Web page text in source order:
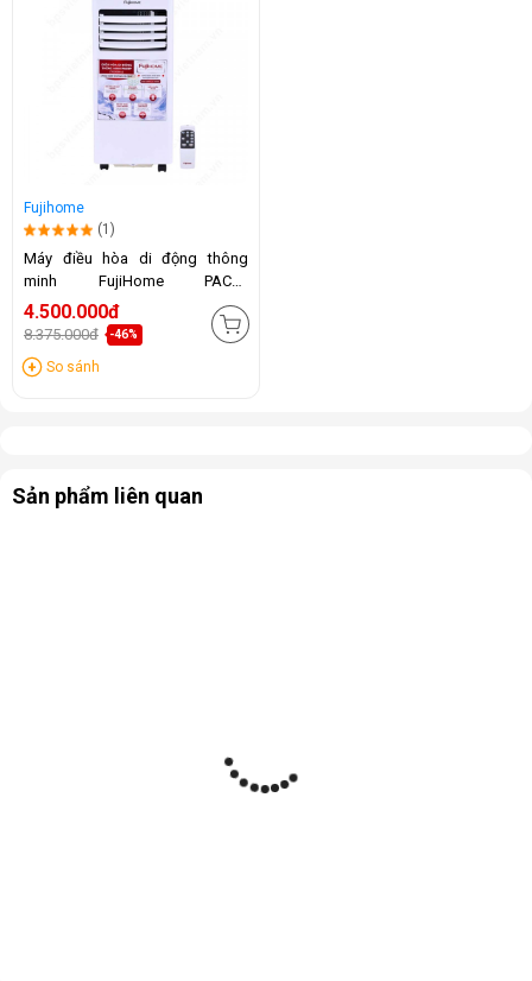
Fujihome
(1)
Máy điều hòa di động thông
minh FujiHome PAC07
(7000BTU)
4.500.000đ
8.375.000đ -46%
So sánh
Sản phẩm liên quan